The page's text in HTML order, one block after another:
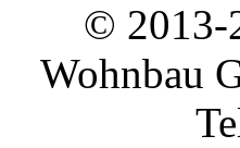
© 2013-
Wohnbau